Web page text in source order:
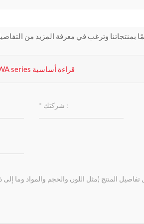
allen-bradley micrologix 1500 1764-24BWA series قراءة أساسية